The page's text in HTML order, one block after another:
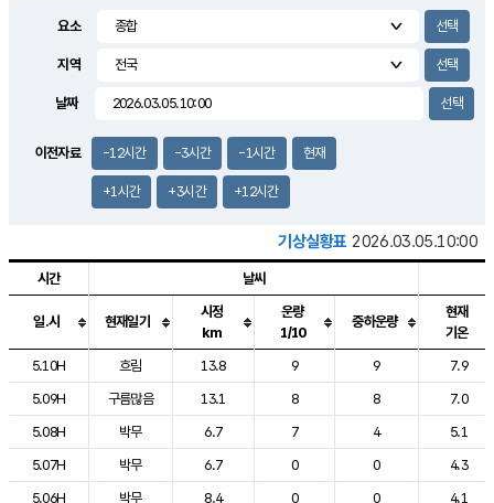
- m/s
요소
지역
날짜
이전자료 -12시간 -3시간 -1시간 현재
+1시간 +3시간 +12시간
기상실황표 2026.03.05.10:00
도시별 기상실황표로 지점, 날씨, 기온, 강수, 바람, 기압등을 안내한 표입
시간 날씨
일.시 현재일기
시정
km
운량
1/10
중하운량
현재
기온
5.10H
흐림 13.8 9 9
7.9
5.09H
구름많음 13.1 8 8
7.0
5.08H
박무 6.7 7 4
5.1
5.07H
박무 6.7 0 0
4.3
5.06H
박무 8.4 0 0
4.1